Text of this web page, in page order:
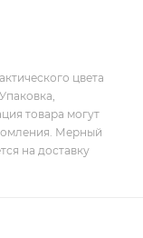
цвета
товара могут
Мерный
на доставку